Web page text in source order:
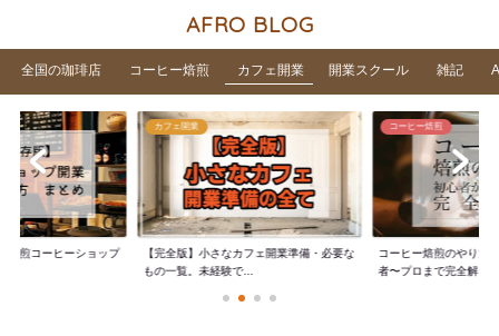
AFRO BLOG
全国の珈琲店 コーヒー焙煎 カフェ開業 開業スクール 雑記
焙煎コーヒーショップ
カフェ開業
【完全版】小さなカフェ開業準備・必要な
もの一覧。未経験で...
コーヒー焙煎
コーヒー焙煎のやり方
者〜プロまで完全解...